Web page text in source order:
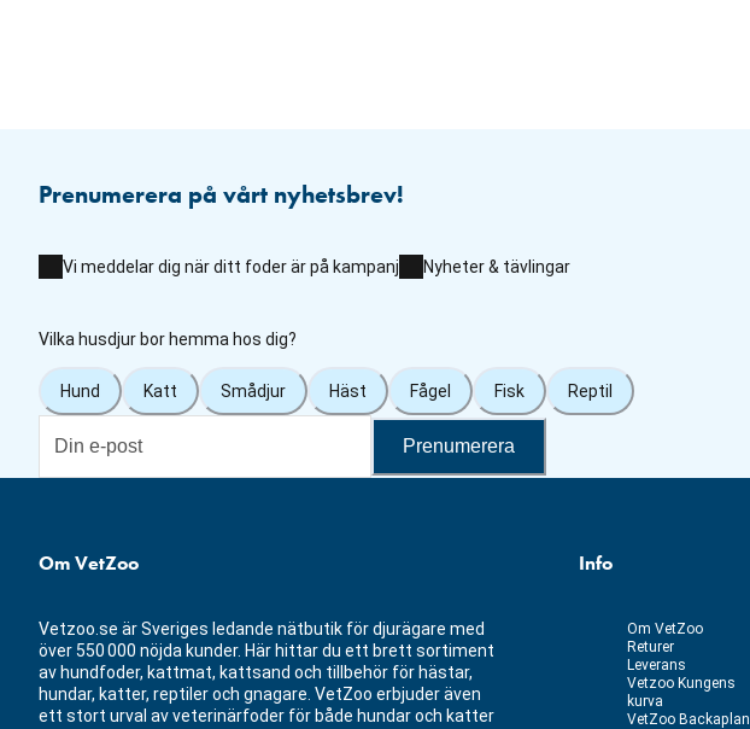
Prenumerera på vårt nyhetsbrev!
Vi meddelar dig när ditt foder är på kampanj Nyheter & tävlingar
Vilka husdjur bor hemma hos dig?
Hund Katt Smådjur Häst Fågel Fisk Reptil
Prenumerera
Om VetZoo
Vetzoo.se är Sveriges ledande nätbutik för djurägare med
över 550 000 nöjda kunder. Här hittar du ett brett sortiment
av hundfoder, kattmat, kattsand och tillbehör för hästar,
hundar, katter, reptiler och gnagare. VetZoo erbjuder även
ett stort urval av veterinärfoder för både hundar och katter
Info
Om VetZoo
Returer
Leverans
Vetzoo Kungens
kurva
VetZoo Backaplan